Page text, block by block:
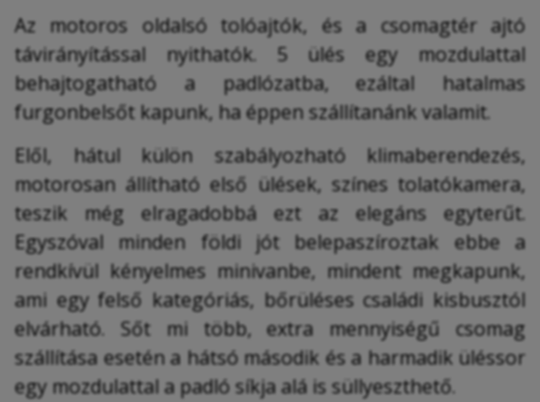
Az motoros oldalsó tolóajtók, és a csomagtér ajtó
távirányítással nyithatók. 5 ülés egy mozdulattal
behajtogatható a padlózatba, ezáltal hatalmas
furgonbelsőt kapunk, ha éppen szállítanánk valamit.
Elől, hátul külön szabályozható klimaberendezés,
motorosan állítható első ülések, színes tolatókamera,
teszik még elragadobbá ezt az elegáns egyterűt.
Egyszóval minden földi jót belepaszíroztak ebbe a
rendkívül kényelmes minivanbe, mindent megkapunk,
ami egy felső kategóriás, bőrüléses családi kisbusztól
elvárható. Sőt mi több, extra mennyiségű csomag
szállítása esetén a hátsó második és a harmadik üléssor
egy mozdulattal a padló síkja alá is süllyeszthető.